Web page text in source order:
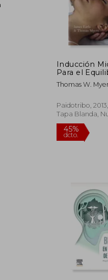
Inducción
Para el
Estructural
Thomas W.
Paidotribo, 2013,
Tapa Blanda,
45%
dcto.